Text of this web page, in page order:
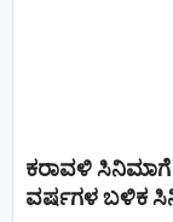
ಕರಾವಳಿ
ವರ್ಷಗಳ ಬಳಿಕ